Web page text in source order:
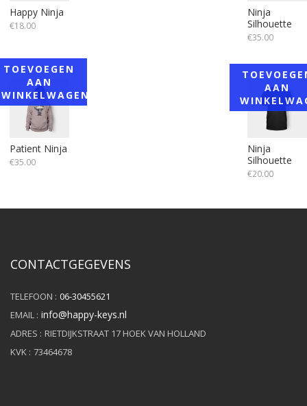
kan
gekozen
op
productpagina
Happy Ninja
€18.00
Ninja
Silhouette
€35.00
Patient Ninja
€35.00
TOEVOEGEN
AAN
WINKELWAGEN
Ninja
Silhouette
€20.00
AAN
CONTACTGEGEVENS
TELEFOON : 06-30455621
EMAIL : info@happy-keys.nl
ADRES : RIETDIJKSTRAAT 17 HOEK VAN HOLLAND
KVK : 73464678